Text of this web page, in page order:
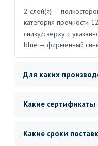
2 слой(я) —
категория прочности
снизу/сверху с
blue — фирменный
Для каких
Какие сертификаты
Какие сроки